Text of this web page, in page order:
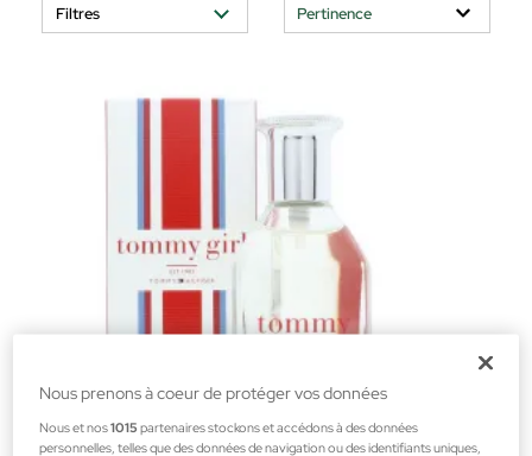
Filtres
Nous prenons à coeur de protéger vos données
Nous et nos1015 partenaires stockons et accédons à des données
personnelles, telles que des données de navigation ou des identifiants uniques,